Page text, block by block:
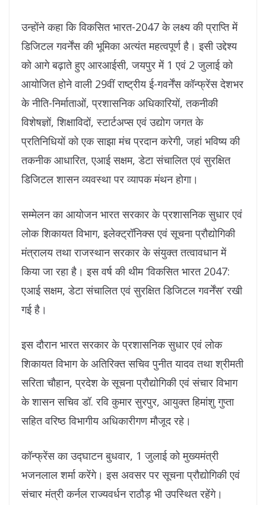
उन्होंने कहा कि विकसित भारत-2047 के लक्ष्य की प्राप्ति में
डिजिटल गवर्नेंस की भूमिका अत्यंत महत्वपूर्ण है। इसी उद्देश्य
को आगे बढ़ाते हुए आरआईसी, जयपुर में 1 एवं 2 जुलाई को
आयोजित होने वाली 29वीं राष्ट्रीय ई-गवर्नेंस कॉन्फ्रेंस देशभर
के नीति-निर्माताओं, प्रशासनिक अधिकारियों, तकनीकी
विशेषज्ञों, शिक्षाविदों, स्टार्टअप्स एवं उद्योग जगत के
प्रतिनिधियों को एक साझा मंच प्रदान करेगी, जहां भविष्य की
तकनीक आधारित, एआई सक्षम, डेटा संचालित एवं सुरक्षित
डिजिटल शासन व्यवस्था पर व्यापक मंथन होगा।
सम्मेलन का आयोजन भारत सरकार के प्रशासनिक सुधार एवं
लोक शिकायत विभाग, इलेक्ट्रॉनिक्स एवं सूचना प्रौद्योगिकी
मंत्रालय तथा राजस्थान सरकार के संयुक्त तत्वावधान में
किया जा रहा है। इस वर्ष की थीम ‘विकसित भारत 2047:
एआई सक्षम, डेटा संचालित एवं सुरक्षित डिजिटल गवर्नेंस’ रखी
गई है।
इस दौरान भारत सरकार के प्रशासनिक सुधार एवं लोक
शिकायत विभाग के अतिरिक्त सचिव पुनीत यादव तथा श्रीमती
सरिता चौहान, प्रदेश के सूचना प्रौद्यो‍गिकी एवं संचार विभाग
के शासन सचिव डॉ. रवि कुमार सुरपुर, आयुक्त हिमांशु गुप्ता
सहित वरिष्ठ विभागीय अधिकारीगण मौजूद रहे।
कॉन्फ्रेंस का उद्घाटन बुधवार, 1 जुलाई को मुख्यमंत्री
भजनलाल शर्मा करेंगे। इस अवसर पर सूचना प्रौद्योगिकी एवं
संचार मंत्री कर्नल राज्यवर्धन राठौड़ भी उपस्थित रहेंगे।